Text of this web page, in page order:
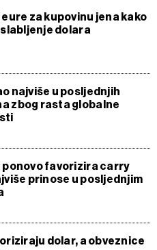
za kupovinu jena kako
dolara
najviše u posljednjih
zbog rasta globalne
ponovo favorizira carry
prinose u posljednjim
dolar, a obveznice